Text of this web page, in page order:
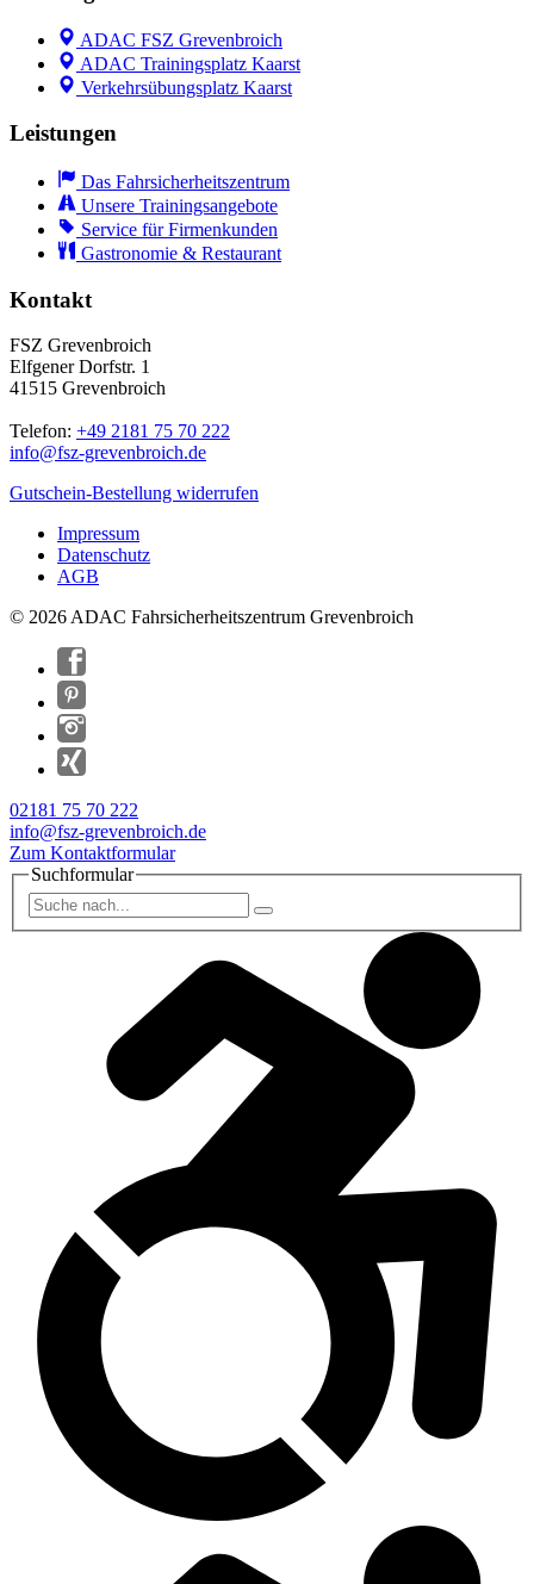
ADAC FSZ Grevenbroich
ADAC Trainingsplatz Kaarst
Verkehrsübungsplatz Kaarst
Leistungen
Das Fahrsicherheitszentrum
Unsere Trainingsangebote
Service für Firmenkunden
Gastronomie & Restaurant
Kontakt
FSZ Grevenbroich
Elfgener Dorfstr. 1
41515 Grevenbroich
Telefon: +49 2181 75 70 222
info@fsz-grevenbroich.de
Gutschein-Bestellung widerrufen
Impressum
Datenschutz
AGB
© 2026 ADAC Fahrsicherheitszentrum Grevenbroich
02181 75 70 222
info@fsz-grevenbroich.de
Zum Kontaktformular
Suchformular